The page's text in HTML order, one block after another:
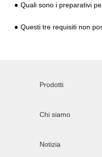
Quali sono i preparativi per
Questi tre requisiti non possono essere
Prodotti
Chi siamo
Notizia